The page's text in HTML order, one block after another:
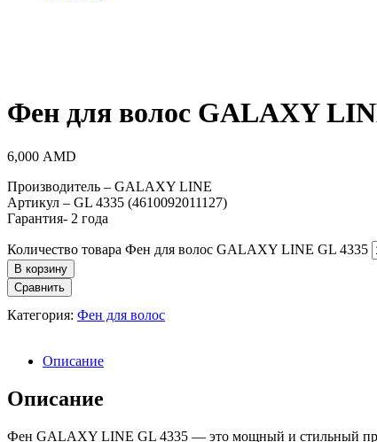
Фен для волос GALAXY
6,000 AMD
Производитель – GALAXY LINE
Артикул – GL 4335 (4610092011127)
Гарантия- 2 года
Количество товара Фен для волос GALAXY LINE GL 4335
В корзину
Сравнить
Категория: Фен для волос
Описание
Описание
Фен GALAXY LINE GL 4335 — это мощный и стильный